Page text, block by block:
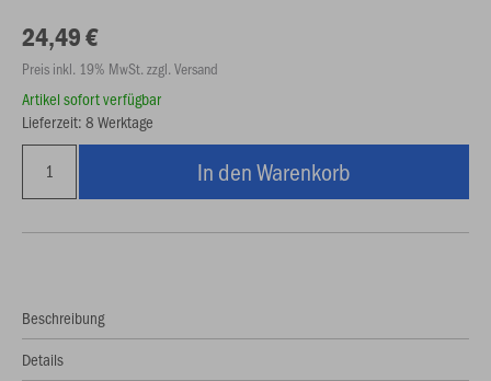
24,49 €
Preis inkl. 19% MwSt. zzgl. Versand
Artikel sofort verfügbar
Lieferzeit: 8 Werktage
In den Warenkorb
Beschreibung
Details